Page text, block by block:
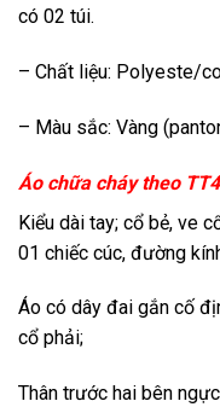
có 02 túi.
– Chất liệu: Polyeste/
– Màu sắc: Vàng
Áo chữa cháy theo
Kiểu dài tay; cổ bẻ, ve
01 chiếc cúc, đường
Áo có dây đai gắn cố
cổ phải;
Thân trước hai bên